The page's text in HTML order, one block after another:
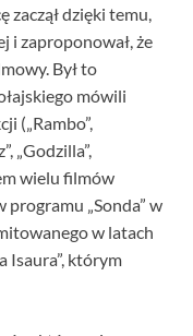
zaczął dzięki temu,
i zaproponował, że
Był to
mówili
(„Rambo”,
„Godzilla”,
wielu filmów
„Sonda” w
w latach
Isaura”, którym